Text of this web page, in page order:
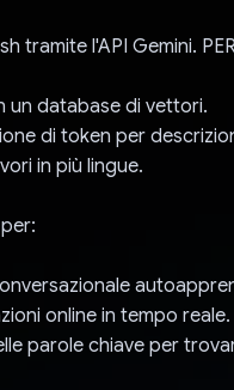
tramite l'API Gemini.
un database di vettori.
di token per
in più lingue.
online in tempo reale.
parole chiave per